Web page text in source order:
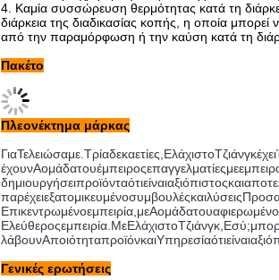
Καμία συσσώρευση θερμότητας κατά τη
διάρκεια της διαδικασίας κοπής, η οποία
από την παραμόρφωση ή την καύση κατά τη
Πακέτο
Πλεονέκτημα μάρκας
ΓιαΤελειώσαμε. Τρίαδεκαετίες ΕλάχιστοΤζιάνγκέχει
έχουνΑομάδατουέμπειροςεπαγγελματίεςμε
δημιουργήσειπροϊόνταότιείναιαξιόπιστοςκαι
παρέχειεξατομικευμένοσυμβουλέςκαιλύσεις
Επικεντρωμένοεμπειρία μεΑομάδατουαφιερωμένο
Ελεύθεροςεμπειρία ΜεΕλάχιστοΤζιάνγκ Εσύ;
λάβουνΑποιότηταπροϊόνκαιΥπηρεσίαότιείναι
Γενικές ερωτήσεις